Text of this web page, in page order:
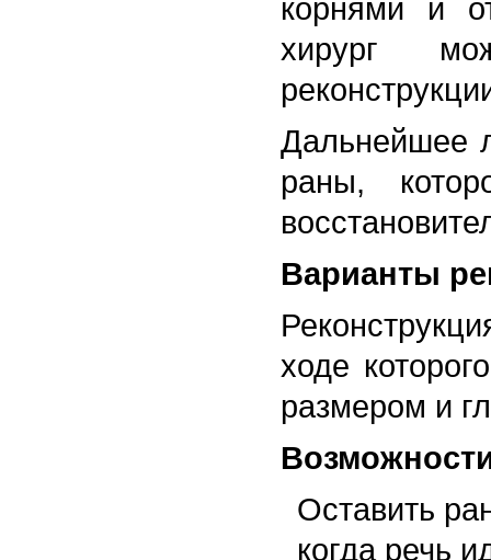
корнями и
хирург
Дальнейшее
раны,
Варианты
ходе
размером и
Оставить
когда речь